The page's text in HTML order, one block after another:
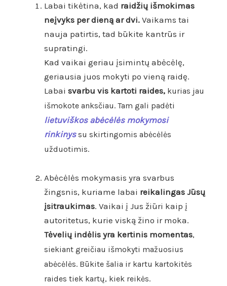
Labai tikėtina, kad raidžių išmokimas
neįvyks per dieną ar dvi. Vaikams tai
nauja patirtis, tad būkite kantrūs ir
supratingi.
Kad vaikai geriau įsimintų abėcėlę,
geriausia juos mokyti po vieną raidę.
Labaisvarbu vis kartoti raides, kurias jau
išmokote anksčiau. Tam gali padėti
lietuviškos abėcėlės mokymosi
rinkinys su skirtingomis abėcėlės
užduotimis.
Abėcėlės mokymasis yra svarbus
žingsnis, kuriame labai reikalingas Jūsų
įsitraukimas. Vaikai į Jus žiūri kaip į
autoritetus, kurie viską žino ir moka.
Tėvelių indėlis yra kertinis momentas,
siekiant greičiau išmokyti mažuosius
abėcėlės. Būkite šalia ir kartu kartokitės
raides tiek kartų, kiek reikės.